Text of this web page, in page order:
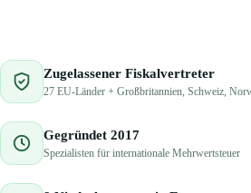
Zugelassener Fiskalvertreter
27 EU-Länder + Großbritannien, Schweiz,
Gegründet 2017
Spezialisten für internationale Mehrwertsteuer